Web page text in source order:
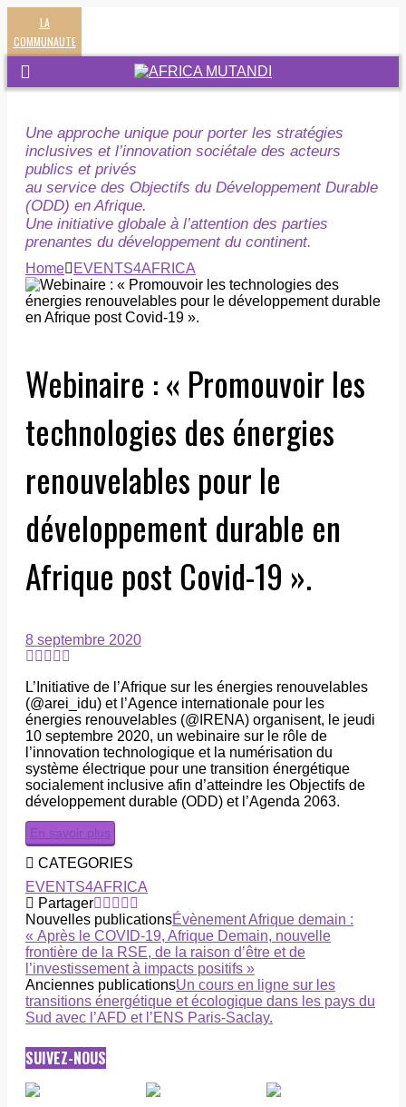
LA
COMMUNAUTE
Une approche unique pour porter les stratégies
inclusives et l’innovation sociétale des acteurs
publics et privés
au service des Objectifs du Développement Durable
(ODD) en Afrique.
Une initiative globale à l’attention des parties
prenantes du développement du continent.
Home EVENTS4AFRICA
Webinaire : « Promouvoir les
technologies des énergies
renouvelables pour le
développement durable en
Afrique post Covid-19 ».
8 septembre 2020
L’Initiative de l’Afrique sur les énergies renouvelables
(@arei_idu) et l’Agence internationale pour les
énergies renouvelables (@IRENA) organisent, le jeudi
10 septembre 2020, un webinaire sur le rôle de
l’innovation technologique et la numérisation du
système électrique pour une transition énergétique
socialement inclusive afin d’atteindre les Objectifs de
développement durable (ODD) et l’Agenda 2063.
En savoir plus
CATEGORIES
EVENTS4AFRICA
Partager
Nouvelles publicationsÉvènement Afrique demain :
« Après le COVID-19, Afrique Demain, nouvelle
frontière de la RSE, de la raison d’être et de
l’investissement à impacts positifs »
Anciennes publicationsUn cours en ligne sur les
transitions énergétique et écologique dans les pays du
Sud avec l’AFD et l’ENS Paris-Saclay.
SUIVEZ-NOUS